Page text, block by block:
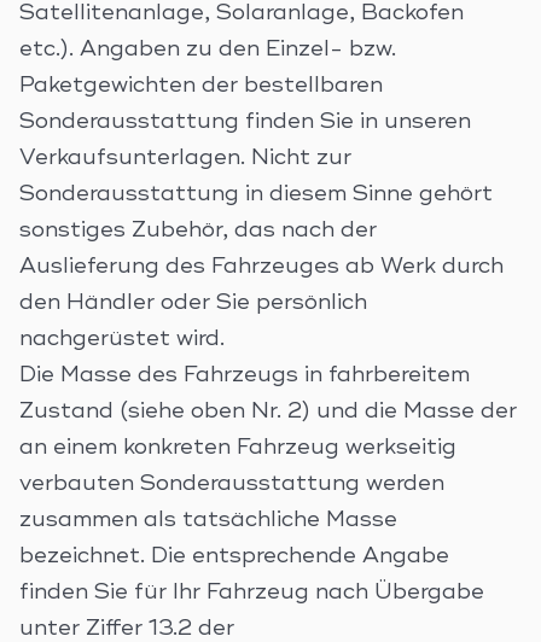
Satellitenanlage, Solaranlage, Backofen
etc.). Angaben zu den Einzel- bzw.
Paketgewichten der bestellbaren
Sonderausstattung finden Sie in unseren
Verkaufsunterlagen. Nicht zur
Sonderausstattung in diesem Sinne gehört
sonstiges Zubehör, das nach der
Auslieferung des Fahrzeuges ab Werk durch
den Händler oder Sie persönlich
nachgerüstet wird.
Die Masse des Fahrzeugs in fahrbereitem
Zustand (siehe oben Nr. 2) und die Masse der
an einem konkreten Fahrzeug werkseitig
verbauten Sonderausstattung werden
zusammen als tatsächliche Masse
bezeichnet. Die entsprechende Angabe
finden Sie für Ihr Fahrzeug nach Übergabe
unter Ziffer 13.2 der